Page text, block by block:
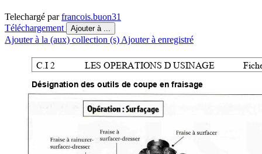
Telechargé parfrancois.buon31
Téléchargement
Ajouter à ...
Ajouter à la (aux) collection (s) Ajouter à enregistré
C.I 2
   LES OPERATIONS D USINAGE
Désignation des outils de coupe en fraisage